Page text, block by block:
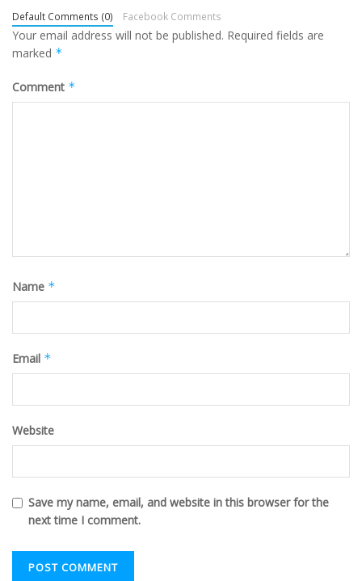
Default Comments (0) Facebook Comments
Your email address will not be published. Required fields are
marked *
Comment *
Name *
Email *
Website
Save my name, email, and website in this browser for the
next time I comment.